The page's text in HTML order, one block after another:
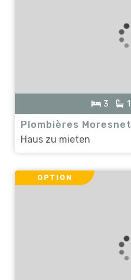
3 1
Plombières Moresnet
Haus zu mieten
OPTION